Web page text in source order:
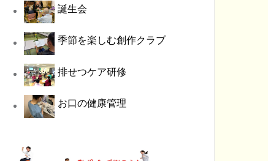
誕生会
季節を楽しむ創作クラブ
排せつケア研修
お口の健康管理